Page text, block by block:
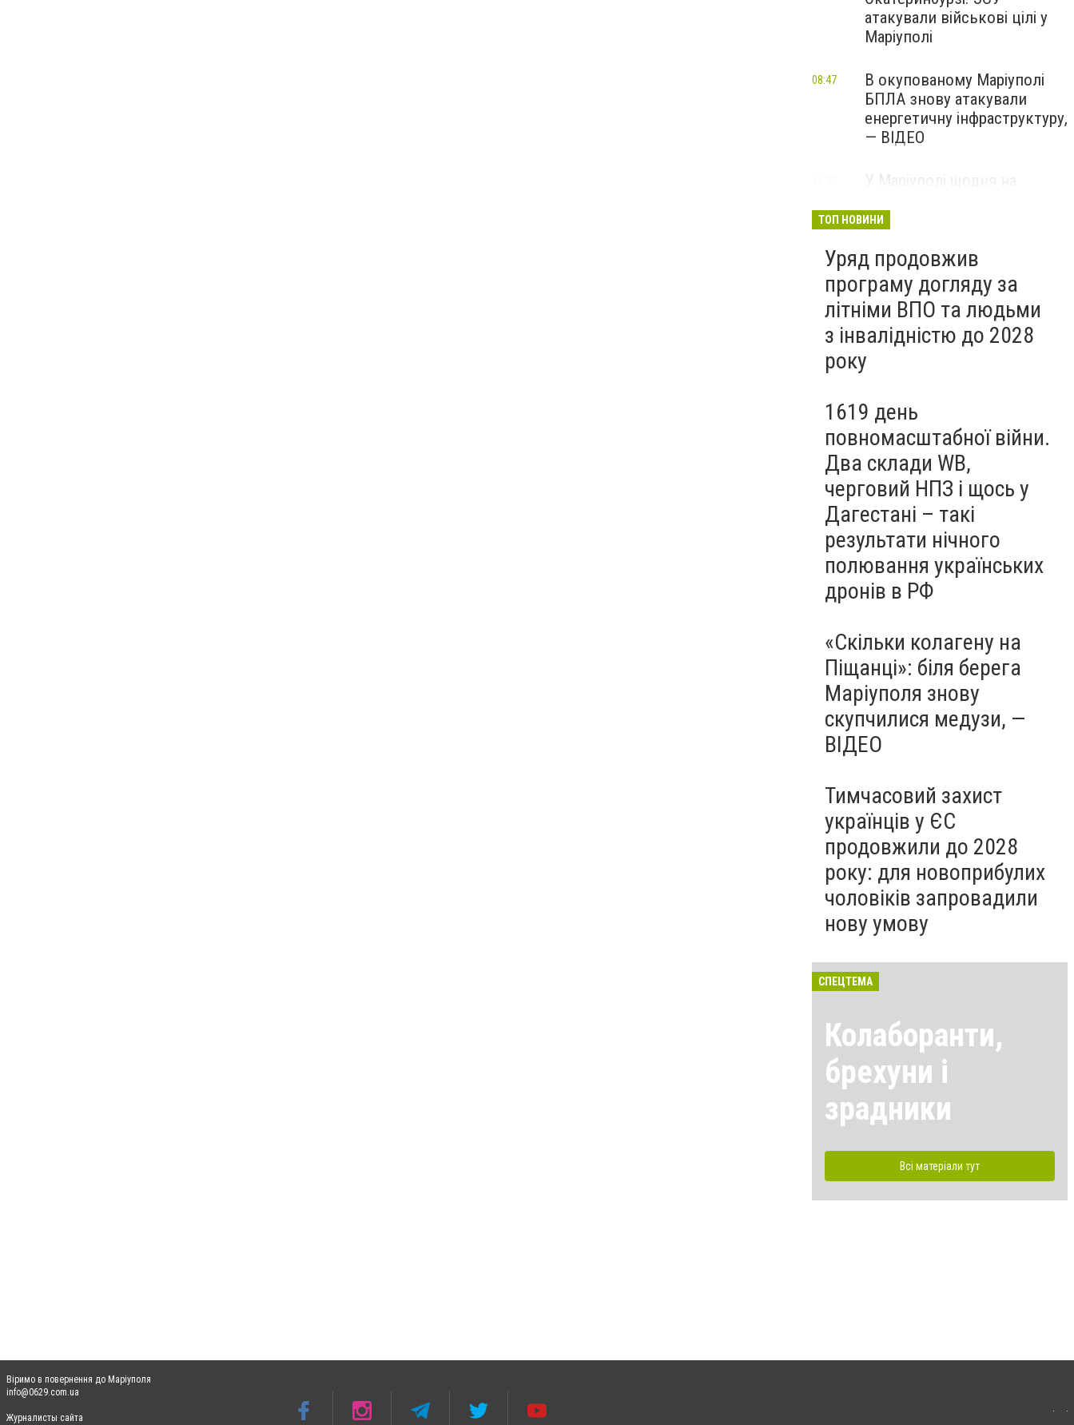
атакували військові цілі у
Маріуполі
В окупованому Маріуполі
БПЛА знову атакували
енергетичну інфраструктуру,
— ВІДЕО
08:47
У Маріуполі щодня на
відключатимуть світло: це
ТОП НОВИНИ
Уряд продовжив
програму догляду за
літніми ВПО та людьми
з інвалідністю до 2028
року
1619 день
повномасштабної війни.
Два склади WB,
черговий НПЗ і щось у
Дагестані – такі
результати нічного
полювання українських
дронів в РФ
«Скільки колагену на
Піщанці»: біля берега
Маріуполя знову
скупчилися медузи, —
ВІДЕО
Тимчасовий захист
українців у ЄС
продовжили до 2028
року: для новоприбулих
чоловіків запровадили
нову умову
СПЕЦТЕМА
Колаборанти,
брехуни і
зрадники
Всі матеріали тут
Віримо в повернення до Маріуполя
info@0629.com.ua
Журналисты сайта